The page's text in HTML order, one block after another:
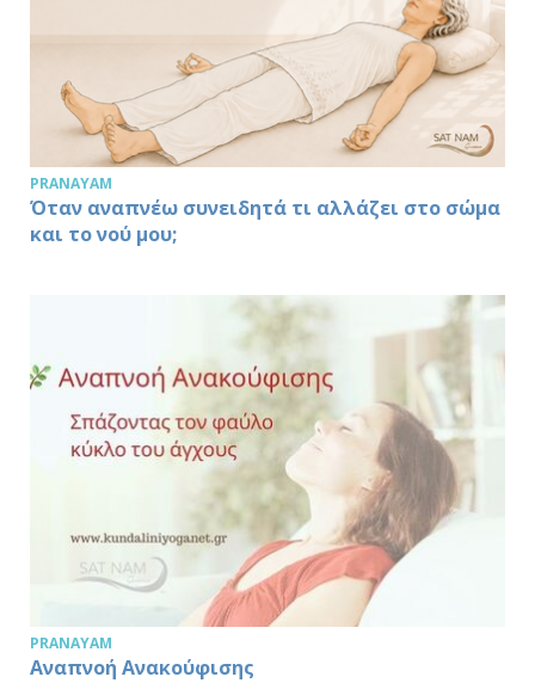
PRANAYAM
Όταν αναπνέω συνειδητά τι αλλάζει στο σώμα
και το νού μου;
PRANAYAM
Αναπνοή Ανακούφισης